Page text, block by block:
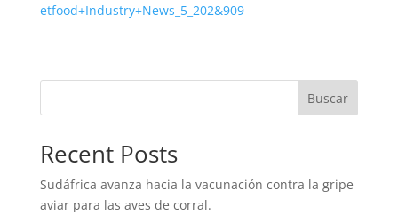
etfood+Industry+News_5_202&909
Buscar
Recent Posts
Sudáfrica avanza hacia la vacunación contra la gripe
aviar para las aves de corral.